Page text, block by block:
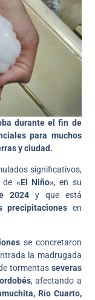
durante el fin de
para muchos
y ciudad.
significativos,
de «El Niño», en su
2024 y que está
precipitaciones en
se concretaron
la madrugada
tormentas severas
, afectando a
Río Cuarto,